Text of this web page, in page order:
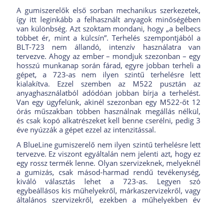
A gumiszerelők első sorban mechanikus szerkezetek,
így itt leginkább a felhasznált anyagok minőségében
van különbség. Azt szoktam mondani, hogy „a belbecs
többet ér, mint a külcsín”. Terhelés szempontjából a
BLT-723 nem állandó, intenzív használatra van
tervezve. Ahogy az ember – mondjuk szezonban – egy
hosszú munkanap során fárad, egyre jobban terheli a
gépet, a 723-as nem ilyen szintű terhelésre lett
kialakítva. Ezzel szemben az M522 pusztán az
anyaghasználatból adódóan jobban bírja a terhelést.
Van egy ügyfelünk, akinél szezonban egy M522-őt 12
órás műszakban többen használnak megállás nélkül,
és csak kopó alkatrészeket kell benne cserélni, pedig 3
éve nyúzzák a gépet ezzel az intenzitással.
A BlueLine gumiszerelő nem ilyen szintű terhelésre lett
tervezve. Ez viszont egyáltalán nem jelenti azt, hogy ez
egy rossz termék lenne. Olyan szervizeknek, melyeknél
a gumizás, csak másod-harmad rendű tevékenység,
kiváló választás lehet a 723-as. Legyen szó
egybeállásos kis műhelyekről, márkaszervizekről, vagy
általános szervizekről, ezekben a műhelyekben év